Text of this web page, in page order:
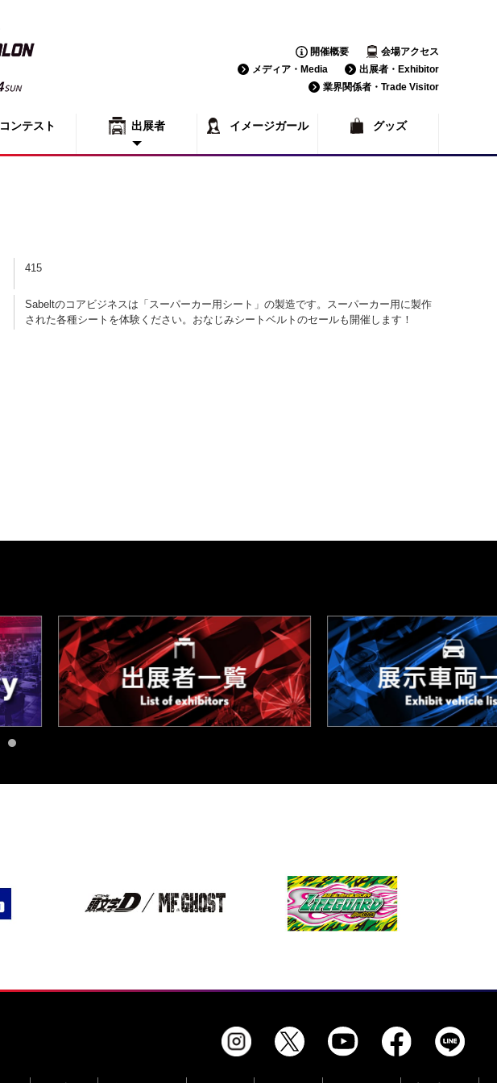
開催概要
会場アクセス
メディア・Media
出展者・Exhibitor
業界関係者・Trade Visitor
コンテスト 出展者
出展者一覧
展示車両一覧
イメージガール グッズ
415
Sabeltのコアビジネスは「スーパーカー用シート」の製造です。スーパーカー用に製作
された各種シートを体験ください。おなじみシートベルトのセールも開催します！